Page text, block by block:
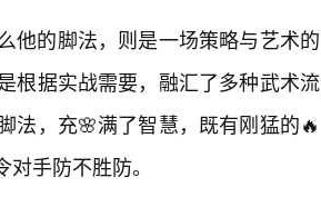
他的脚法，则是一场策略与艺术的
根据实战需要，融汇了多种武术流
法，充🌸满了智慧，既有刚猛的🔥
手防不胜防。